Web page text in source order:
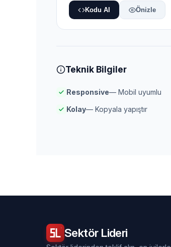
Kodu Al Önizle
Teknik Bilgiler
Responsive— Mobil uyumlu
Kolay— Kopyala yapıştır
Sektör Lideri